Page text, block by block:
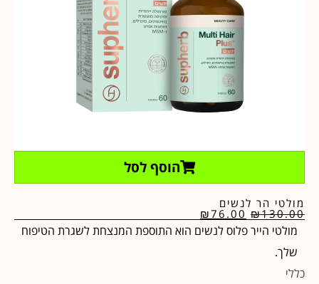
הוסף לסל
מולטי הר לנשים
₪130.00
₪76.00
מולטי הייר פלוס לנשים הוא התוספת המנצחת לשגרת הטיפוח
שלך.
כללי